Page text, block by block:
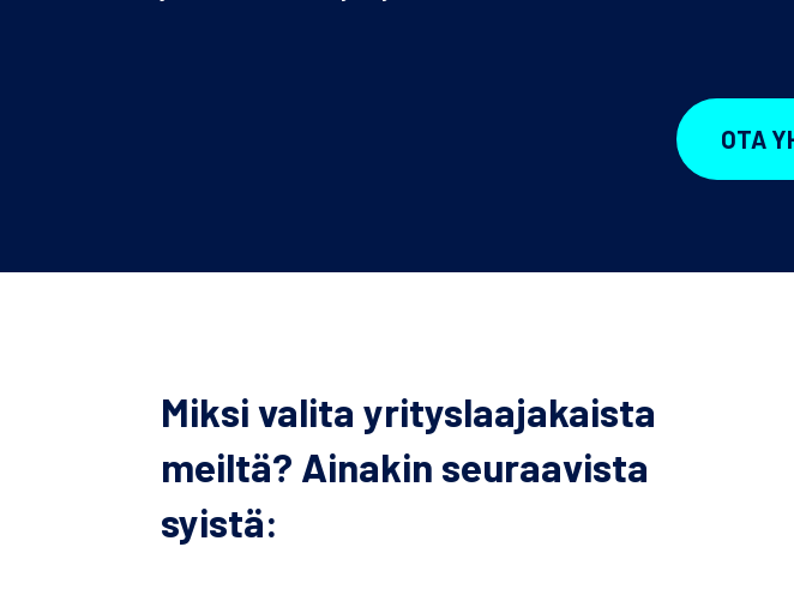
OTA
Miksi valita yrityslaajakaista
meiltä? Ainakin seuraavista
syistä: